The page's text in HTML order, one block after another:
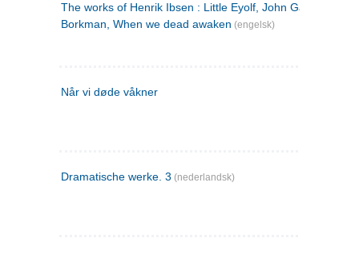
The works of Henrik Ibsen : Little Eyolf, John Gabriel
Borkman, When we dead awaken (engelsk)
Når vi døde våkner
Dramatische werke. 3 (nederlandsk)